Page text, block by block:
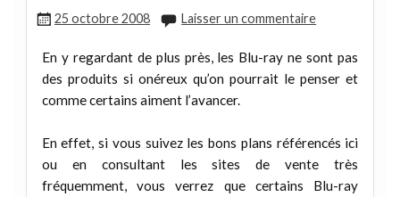
25 octobre 2008 Laisser un commentaire
En y regardant de plus près, les Blu-ray ne sont pas
des produits si onéreux qu’on pourrait le penser et
comme certains aiment l’avancer.
En effet, si vous suivez les bons plans référencés ici
ou en consultant les sites de vente très
fréquemment, vous verrez que certains Blu-ray